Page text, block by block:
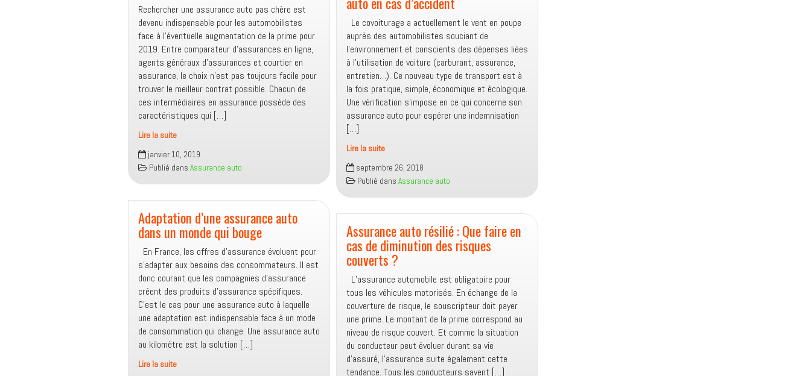
conséquences
pour
les
assurés
?
Rechercher une assurance auto pas chère est
devenu indispensable pour les automobilistes
face à l’éventuelle augmentation de la prime pour
2019. Entre comparateur d’assurances en ligne,
agents généraux d’assurances et courtier en
assurance, le choix n’est pas toujours facile pour
trouver le meilleur contrat possible. Chacun de
ces intermédiaires en assurance possède des
caractéristiques qui […]
Lire la suite
Quel
intermédiaire
pour
trouver
la
meilleure
assurance
auto
janvier 10, 2019
Publié dans Assurance auto
Adaptation d’une assurance auto
dans un monde qui bouge
En France, les offres d’assurance évoluent pour
s’adapter aux besoins des consommateurs. Il est
donc courant que les compagnies d’assurance
créent des produits d’assurance spécifiques.
C’est le cas pour une assurance auto à laquelle
une adaptation est indispensable face à un mode
de consommation qui change. Une assurance auto
au kilomètre est la solution […]
Lire la suite
jeune
conducteur ?
Le covoiturage a actuellement le vent en poupe
auprès des automobilistes souciant de
l’environnement et conscients des dépenses liées
à l’utilisation de voiture (carburant, assurance,
entretien…). Ce nouveau type de transport est à
la fois pratique, simple, économique et écologique.
Une vérification s’impose en ce qui concerne son
assurance auto pour espérer une indemnisation
[…]
Lire la suite
Covoiturage :
Les
conditions
d’indemnisation
d’une
assurance
auto
en
cas
d’accident
septembre 26, 2018
Publié dans Assurance auto
Assurance auto résilié : Que faire en
cas de diminution des risques
couverts ?
L’assurance automobile est obligatoire pour
tous les véhicules motorisés. En échange de la
couverture de risque, le souscripteur doit payer
une prime. Le montant de la prime correspond au
niveau de risque couvert. Et comme la situation
du conducteur peut évoluer durant sa vie
d’assuré, l’assurance suite également cette
tendance. Tous les conducteurs savent […]